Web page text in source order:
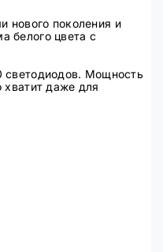
нового поколения и
белого цвета с
светодиодов. Мощность
хватит даже для